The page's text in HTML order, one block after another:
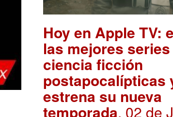
Hoy en Apple TV:
las mejores
ciencia ficción
postapocalípticas
estrena su nueva
temporada. 02 de